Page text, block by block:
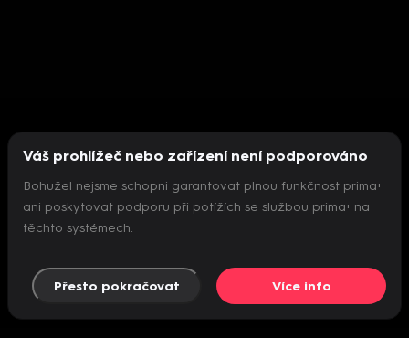
Nepodařilo se inicializovat přehrávač
Váš prohlížeč nebo zařízení není podporováno
Bohužel nejsme schopni garantovat plnou funkčnost prima+
ani poskytovat podporu při potížích se službou prima+ na
těchto systémech.
Přesto pokračovat Více info